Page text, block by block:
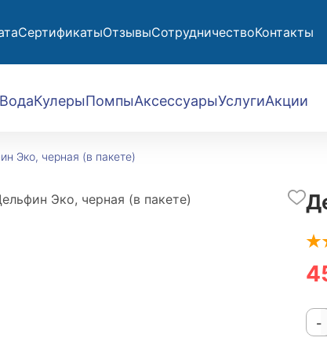
СертификатыОтзывыСотрудничествоКонтакты
ВодаКулерыПомпыАксессуарыУслугиАкции
Эко, черная (в пакете)
-